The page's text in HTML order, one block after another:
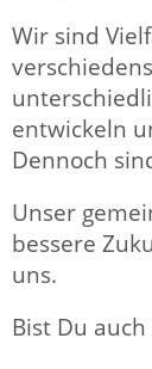
Wir sind
entwickeln
Dennoch
Unser
bessere
uns.
Bist Du